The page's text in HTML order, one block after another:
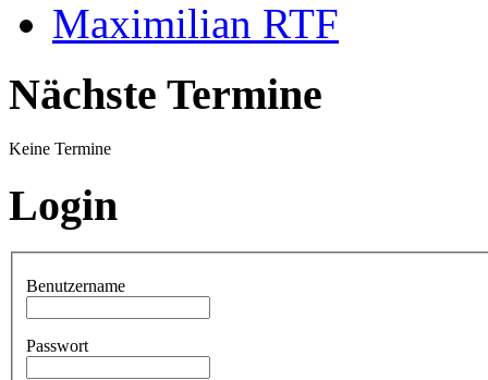
Maximilian RTF
Nächste Termine
Keine Termine
Login
Benutzername
Passwort